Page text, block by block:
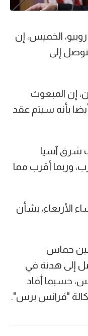
روبيو، الخميس، إن
إلى
إن المبعوث
بأنه سيتم عقد
شرق آسيا
وربما أقرب مما
الأربعاء، بشأن
بين حماس
إلى هدنة في
حسبما أفاد
"فرانس برس".